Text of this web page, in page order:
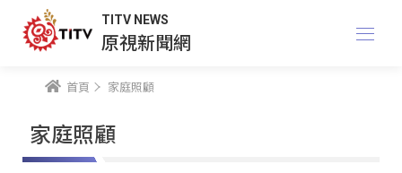
TITV NEWS
原視新聞網
首頁 家庭照顧
家庭照顧